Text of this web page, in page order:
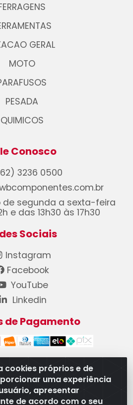
cookies próprios e de
uma experiência
apresentar
de acordo com o seu
GERAL
MOTO
PESADA
QUIMICOS
Conosco
3236 0500
segunda a sexta-feira
e das 13h30 às 17h30
Sociais
Instagram
Facebook
YouTube
Linkedin
de Pagamento
Automotivos LTDA - CNPJ
- Rua do Níquel, 667 - Parque
GO - CEP 74375-660